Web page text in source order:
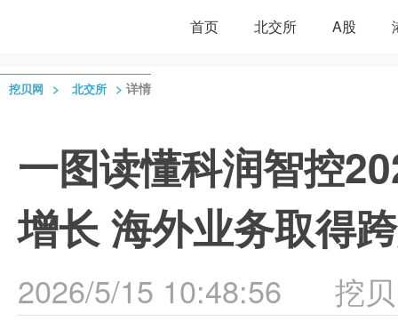
首页 北交所 A股
挖贝网 > 北交所 > 详情
一图读懂科润智控
增长 海外业务取得
2026/5/15 10:48:56 挖